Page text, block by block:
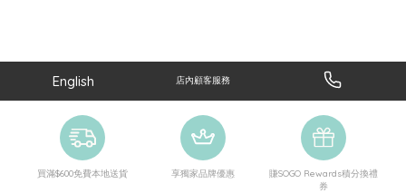
English 店內顧客服務
買滿$600免費本地送貨 享獨家品牌優惠
賺SOGO Rewards積分換禮
券